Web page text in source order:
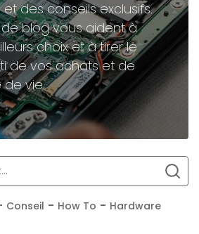
des conseils exclusifs.
de blog vous aident à
choix et à tirer le
de vos achats et de
vie.
Conseil How To Hardware